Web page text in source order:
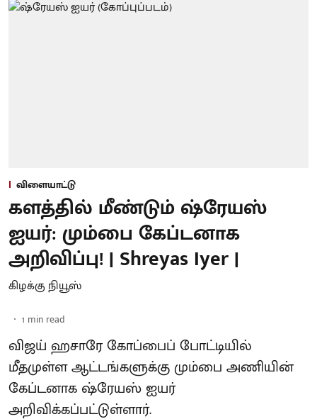
விளையாட்டு
களத்தில் மீண்டும் ஷ்ரேயஸ்
ஐயர்: மும்பை கேப்டனாக
அறிவிப்பு! | Shreyas Iyer |
கிழக்கு நியூஸ்
1 min read
விஜய் ஹசாரே கோப்பைப் போட்டியில்
மீதமுள்ள ஆட்டங்களுக்கு மும்பை அணியின்
கேப்டனாக ஷ்ரேயஸ் ஐயர்
அறிவிக்கப்பட்டுள்ளார்.